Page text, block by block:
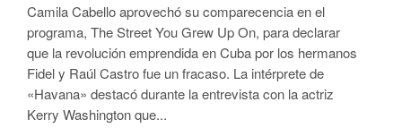
Camila Cabello aprovechó su comparecencia en el
programa, The Street You Grew Up On, para declarar
que la revolución emprendida en Cuba por los hermanos
Fidel y Raúl Castro fue un fracaso. La intérprete de
«Havana» destacó durante la entrevista con la actriz
Kerry Washington que...